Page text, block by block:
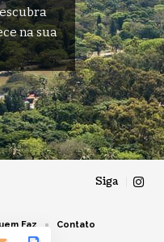
na sua
Siga
Faz Contato